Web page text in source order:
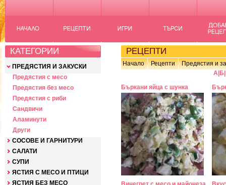
КАТЕГОРИИ
ПРЕДЯСТИЯ И ЗАКУСКИ
Предястия с месо
Предястия без месо
Предястия с риби
Сандвичи
Аламинути
Други
СОСОВЕ И ГАРНИТУРИ
САЛАТИ
СУПИ
ЯСТИЯ С МЕСО И ПТИЦИ
ЯСТИЯ БЕЗ МЕСО
РЕЦЕПТИ
Начало Рецепти
Предястия и
А Б
Бъркани яйца с шунка